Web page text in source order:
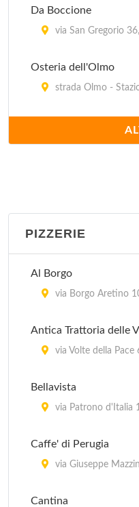
Da Boccione
via San Gregorio
Osteria dell'Olmo
strada Olmo -
via della Viola 18,
San Pietro Enoteca e
Sorella Luna
Trattoria da Mario il
Trattoria degli Angeli
PIZZERIE
Al Borgo
via Borgo Aretino
Antica Trattoria delle
via Volte della Pace
Bellavista
via Patrono d'Italia
Caffe' di Perugia
via Giuseppe
Cantina